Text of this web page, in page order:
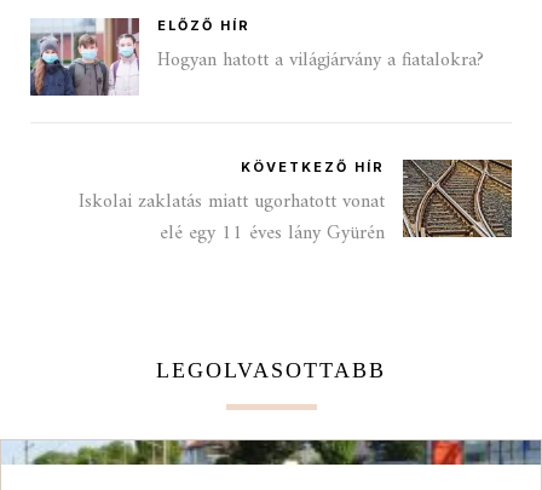
ELŐZŐ HÍR
Hogyan hatott a világjárvány a fiatalokra?
KÖVETKEZŐ HÍR
Iskolai zaklatás miatt ugorhatott vonat
elé egy 11 éves lány Gyürén
LEGOLVASOTTABB